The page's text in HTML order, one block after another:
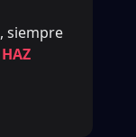
siempre
HAZ